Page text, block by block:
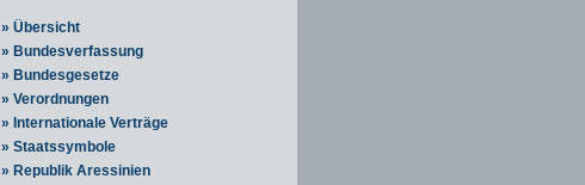
» Übersicht
» Bundesverfassung
» Bundesgesetze
» Verordnungen
» Internationale Verträge
» Staatssymbole
» Republik Aressinien